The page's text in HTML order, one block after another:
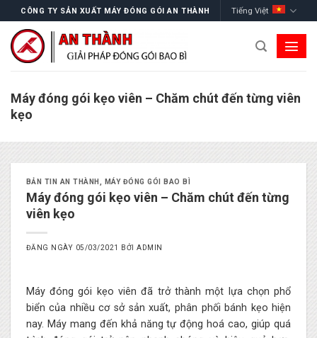
to
content
CÔNG TY SẢN XUẤT MÁY ĐÓNG GÓI AN THÀNH Tiếng Việt
Máy đóng gói kẹo viên – Chăm chút đến từng viên
kẹo
BẢN TIN AN THÀNH MÁY ĐÓNG GÓI BAO BÌ
Máy đóng gói kẹo viên – Chăm chút đến từng
viên kẹo
ĐĂNG NGÀY 05/03/2021 BỞIADMIN
Máy đóng gói kẹo viên đã trở thành một lựa chọn phổ
biển của nhiều cơ sở sản xuất, phân phối bánh kẹo hiện
nay. Máy mang đến khả năng tự động hoá cao, giúp quá